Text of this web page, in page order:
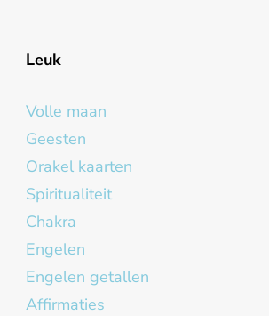
Leuk
Volle maan
Geesten
Orakel kaarten
Spiritualiteit
Chakra
Engelen
Engelen getallen
Affirmaties